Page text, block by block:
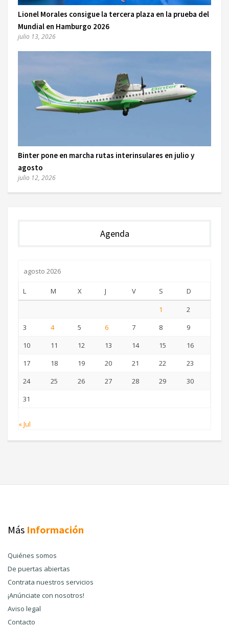
Lionel Morales consigue la tercera plaza en la prueba del
Mundial en Hamburgo 2026
julio 13, 2026
Binter pone en marcha rutas interinsulares en julio y
agosto
julio 12, 2026
Agenda
agosto 2026
L M X J V S
D
1
2
3
4 5 6 7 8
9
10
11 12 13 14 15
16
17
18 19 20 21 22
23
24
25 26 27 28 29
30
31
« Jul
Más Información
Quiénes somos
De puertas abiertas
Contrata nuestros servicios
¡Anúnciate con nosotros!
Aviso legal
Contacto